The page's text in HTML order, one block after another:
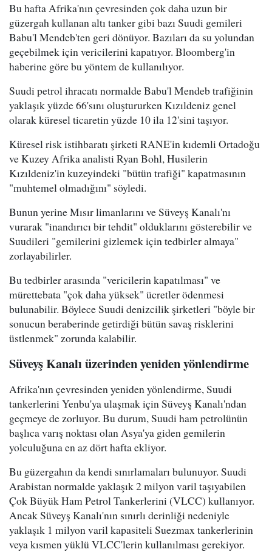
Bu hafta Afrika'nın çevresinden çok daha uzun bir
güzergah kullanan altı tanker gibi bazı Suudi gemileri
Babu'l Mendeb'ten geri dönüyor. Bazıları da su yolundan
geçebilmek için vericilerini kapatıyor. Bloomberg'in
haberine göre bu yöntem de kullanılıyor.
Suudi petrol ihracatı normalde Babu'l Mendeb trafiğinin
yaklaşık yüzde 66'sını oluştururken Kızıldeniz genel
olarak küresel ticaretin yüzde 10 ila 12'sini taşıyor.
Küresel risk istihbaratı şirketi RANE'in kıdemli Ortadoğu
ve Kuzey Afrika analisti Ryan Bohl, Husilerin
Kızıldeniz'in kuzeyindeki "bütün trafiği" kapatmasının
"muhtemel olmadığını" söyledi.
Bunun yerine Mısır limanlarını ve Süveyş Kanalı'nı
vurarak "inandırıcı bir tehdit" olduklarını gösterebilir ve
Suudileri "gemilerini gizlemek için tedbirler almaya"
zorlayabilirler.
Bu tedbirler arasında "vericilerin kapatılması" ve
mürettebata "çok daha yüksek" ücretler ödenmesi
bulunabilir. Böylece Suudi denizcilik şirketleri "böyle bir
sonucun beraberinde getirdiği bütün savaş risklerini
üstlenmek" zorunda kalabilir.
Süveyş Kanalı üzerinden yeniden yönlendirme
Afrika'nın çevresinden yeniden yönlendirme, Suudi
tankerlerini Yenbu'ya ulaşmak için Süveyş Kanalı'ndan
geçmeye de zorluyor. Bu durum, Suudi ham petrolünün
başlıca varış noktası olan Asya'ya giden gemilerin
yolculuğuna en az dört hafta ekliyor.
Bu güzergahın da kendi sınırlamaları bulunuyor. Suudi
Arabistan normalde yaklaşık 2 milyon varil taşıyabilen
Çok Büyük Ham Petrol Tankerlerini (VLCC) kullanıyor.
Ancak Süveyş Kanalı'nın sınırlı derinliği nedeniyle
yaklaşık 1 milyon varil kapasiteli Suezmax tankerlerinin
veya kısmen yüklü VLCC'lerin kullanılması gerekiyor.